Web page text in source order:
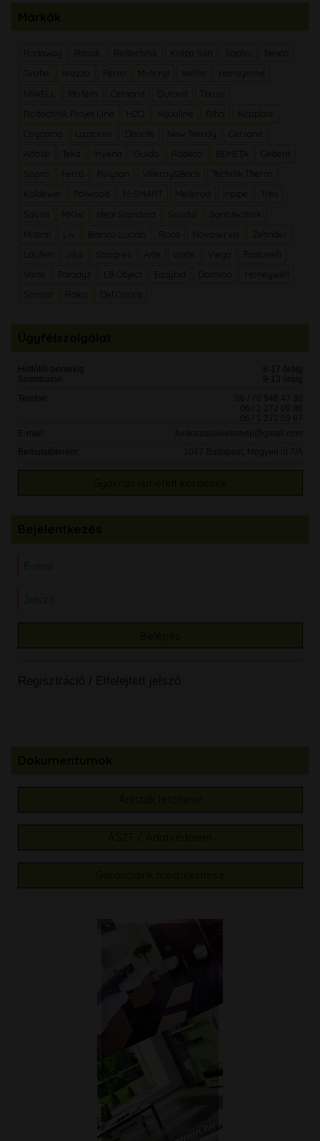
Roltechnik Kolpa San
Besco
Grohe
Arezzo Ferro M-Acryl Wellis
Hansgrohe
Mofém Cersanit Duravit
Tboss
Roltechnik Projet Line
H2O Aqualine
Alcaplast
Deante New Trendy
Cersanit
Alföldi
Teka Invena Radeco BEMETA
Geberit
Ferro Villeroy&Boch
Technik Therm
Kaldewei
N-SMART Mellerud Inpipe
Tres
MKW Ideal Standard
Sanotechnik
Mistral
Bianco Lucido Novaservis
Zehnder
Laufen
Stargres Arte Varte Viega
Pastorelli
Varte
LB Object
Honeywell
Smavit
Del Conca
Hétfőtől-péntekig
8-17 óráig
Szombaton
9-13 óráig
Telefon:
06 / 70 948 47 30
06 / 1 272 09 86
06 / 1 272 09 87
E-mail:
furdoszobawebshop@gmail.com
Bemutatóterem:
1047 Budapest, Megyeri út 7/A
Regisztráció / Elfelejtett jelszó